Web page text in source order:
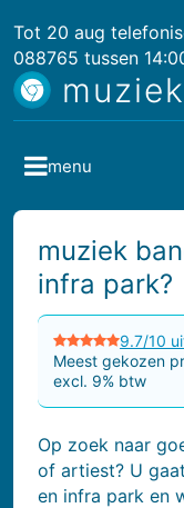
Tot 20 aug
088765 tussen
muziek
muziek
infra park?
9.7/10
Meest gekozen
excl. 9% btw
Op zoek naar
of artiest? U
en infra park en
menu